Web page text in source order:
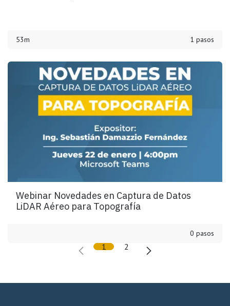
53m 1 pasos
Webinar Novedades en Captura de Datos
LiDAR Aéreo para Topografía
0 pasos
1 2